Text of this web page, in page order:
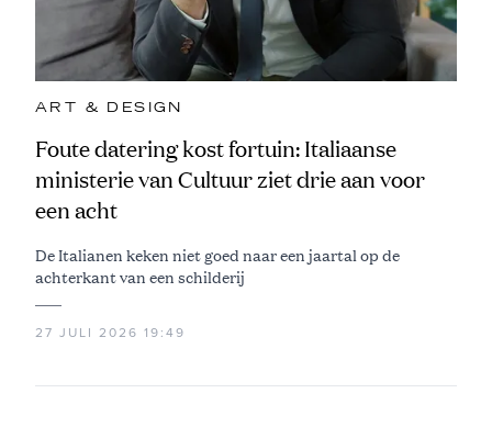
ART & DESIGN
Foute datering kost fortuin: Italiaanse
ministerie van Cultuur ziet drie aan voor
een acht
De Italianen keken niet goed naar een jaartal op de
achterkant van een schilderij
27 JULI 2026 19:49